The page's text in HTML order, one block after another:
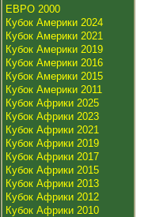
ЕВРО 2000
Кубок Америки 2024
Кубок Америки 2021
Кубок Америки 2019
Кубок Америки 2016
Кубок Америки 2015
Кубок Америки 2011
Кубок Африки 2025
Кубок Африки 2023
Кубок Африки 2021
Кубок Африки 2019
Кубок Африки 2017
Кубок Африки 2015
Кубок Африки 2013
Кубок Африки 2012
Кубок Африки 2010